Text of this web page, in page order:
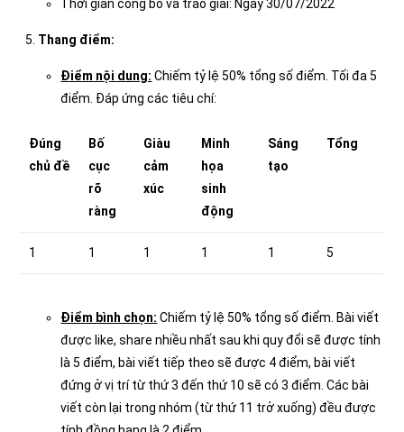
Thời gian công bố và trao giải: Ngày 30/07/2022
Thang điểm:
Điểm nội dung: Chiếm tỷ lệ 50% tổng số điểm. Tối đa 5
điểm. Đáp ứng các tiêu chí:
Đúng
chủ đề
Bố
cục
rõ
ràng
Giàu
cảm
xúc
Minh
họa
sinh
động
Sáng
tạo
Tổng
1 1 1 1 1 5
Điểm bình chọn: Chiếm tỷ lệ 50% tổng số điểm. Bài viết
được like, share nhiều nhất sau khi quy đổi sẽ được tính
là 5 điểm, bài viết tiếp theo sẽ được 4 điểm, bài viết
đứng ở vị trí từ thứ 3 đến thứ 10 sẽ có 3 điểm. Các bài
viết còn lại trong nhóm (từ thứ 11 trở xuống) đều được